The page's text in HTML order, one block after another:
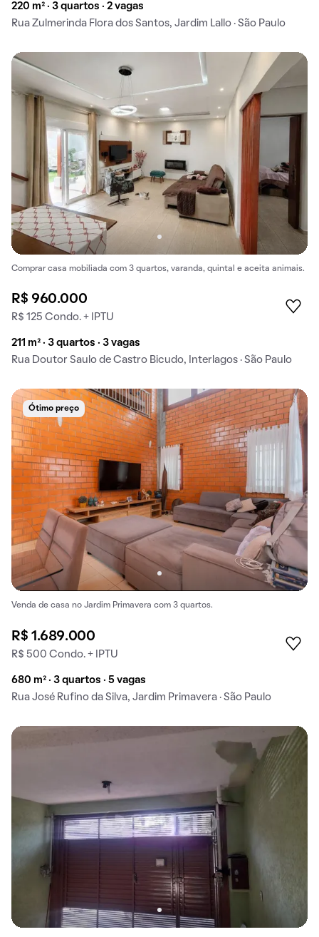
220 m² · 3 quartos · 2 vagas
Rua Zulmerinda Flora dos Santos, Jardim Lallo · São Paulo
Comprar casa mobiliada com 3 quartos, varanda, quintal e aceita animais.
R$ 960.000
R$ 125 Condo. + IPTU
211 m² · 3 quartos · 3 vagas
Rua Doutor Saulo de Castro Bicudo, Interlagos · São Paulo
Ótimo preço
Venda de casa no Jardim Primavera com 3 quartos.
R$ 1.689.000
R$ 500 Condo. + IPTU
680 m² · 3 quartos · 5 vagas
Rua José Rufino da Silva, Jardim Primavera · São Paulo